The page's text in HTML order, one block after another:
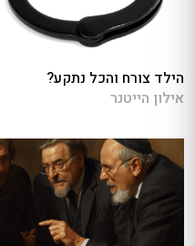
הילד צורח והכל נתקע?
אילון הייטנר